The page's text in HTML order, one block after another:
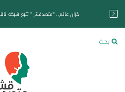
خزان عائم.. "متصدقش" تتبع شبكة
بحث